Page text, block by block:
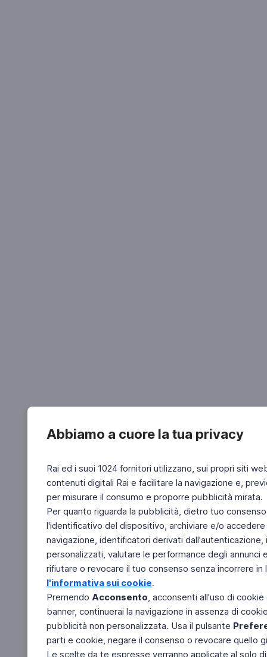
Abbiamo a cuore la tua privacy
Rai ed i suoi 1024 fornitori utilizzano, sui propri siti
contenuti digitali Rai e facilitare la navigazione e,
per misurare il consumo e proporre pubblicità mirata.
Per quanto riguarda la pubblicità, dietro tuo
l'identificativo del dispositivo, archiviare e/o
navigazione, identificatori derivati
personalizzati, valutare le performance degli
rifiutare o revocare il tuo consenso senza incorrere
l'informativa sui cookie.
Premendo Acconsento, acconsenti all'uso di
banner, continuerai la navigazione in assenza di
pubblicità non personalizzata. Usa il pulsante
parti e cookie, negare il consenso o revocare quello
Le scelte da te espresse verranno applicate al solo